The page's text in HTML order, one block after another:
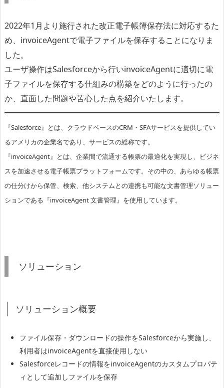
2022年1月より施行された改正電子帳簿保存法に対応するた
め、invoiceAgentで電子ファイルを保存することになりま
した。
ユーザ操作はSalesforceから行いinvoiceAgentに適切に電
子ファイルを保存する仕組みの構築をどのように行ったの
か、直面した問題や苦心した点を紹介いたします。
『Salesforce』とは、クラウドベースのCRM・SFAサービスを提供してい
るアメリカの企業名であり、サービスの総称です。
『invoiceAgent』とは、企業間で流通する帳票の最適化を実現し、ビジネ
スを加速させる電子帳票プラットフォームです。その中の、あらゆる帳票
の仕分けから保管、検索、他システムとの連携も可能な文書管理ソリュー
ションである『invoiceAgent 文書管理』を使用しています。
ソリューション
ソリューション概要
ファイル保存・ダウンロードの操作をSalesforceから実施し、
利用者はinvoiceAgentを直接使用しない
Salesforceレコードの情報をinvoiceAgentのカスタムプロパテ
ィとして追加しファイルを保存